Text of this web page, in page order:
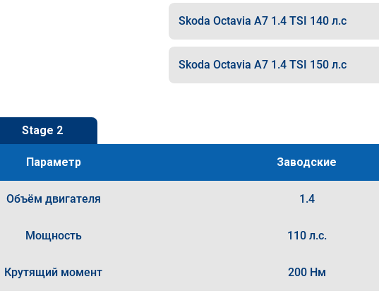
Skoda Octavia A7 1.4 TSI 140 л.с
Skoda Octavia A7 1.4 TSI 150 л.с
Stage 2
Параметр Заводские
Объём двигателя 1.4
Мощность 110 л.с.
Крутящий момент 200 Нм